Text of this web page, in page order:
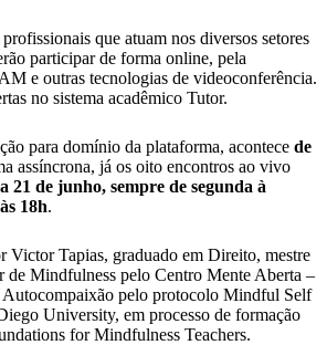
que atuam nos diversos setores
participar de forma online, pela
e outras tecnologias de videoconferência.
no sistema acadêmico Tutor.
para domínio da plataforma, acontece de
assíncrona, já os oito encontros ao vivo
21 de junho, sempre de segunda à
18h.
Victor Tapias, graduado em Direito, mestre
de Mindfulness pelo Centro Mente Aberta –
pelo protocolo Mindful Self
University, em processo de formação
for Mindfulness Teachers.